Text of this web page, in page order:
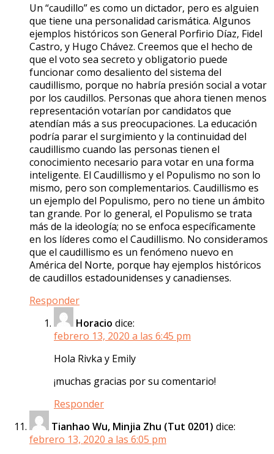
Un “caudillo” es como un dictador, pero es alguien
que tiene una personalidad carismática. Algunos
ejemplos históricos son General Porfirio Díaz, Fidel
Castro, y Hugo Chávez. Creemos que el hecho de
que el voto sea secreto y obligatorio puede
funcionar como desaliento del sistema del
caudillismo, porque no habría presión social a votar
por los caudillos. Personas que ahora tienen menos
representación votarían por candidatos que
atendían más a sus preocupaciones. La educación
podría parar el surgimiento y la continuidad del
caudillismo cuando las personas tienen el
conocimiento necesario para votar en una forma
inteligente. El Caudillismo y el Populismo no son lo
mismo, pero son complementarios. Caudillismo es
un ejemplo del Populismo, pero no tiene un ámbito
tan grande. Por lo general, el Populismo se trata
más de la ideología; no se enfoca específicamente
en los líderes como el Caudillismo. No consideramos
que el caudillismo es un fenómeno nuevo en
América del Norte, porque hay ejemplos históricos
de caudillos estadounidenses y canadienses.
Responder
Horacio dice:
febrero 13, 2020 a las 6:45 pm
Hola Rivka y Emily
¡muchas gracias por su comentario!
Responder
Tianhao Wu, Minjia Zhu (Tut 0201) dice:
febrero 13, 2020 a las 6:05 pm